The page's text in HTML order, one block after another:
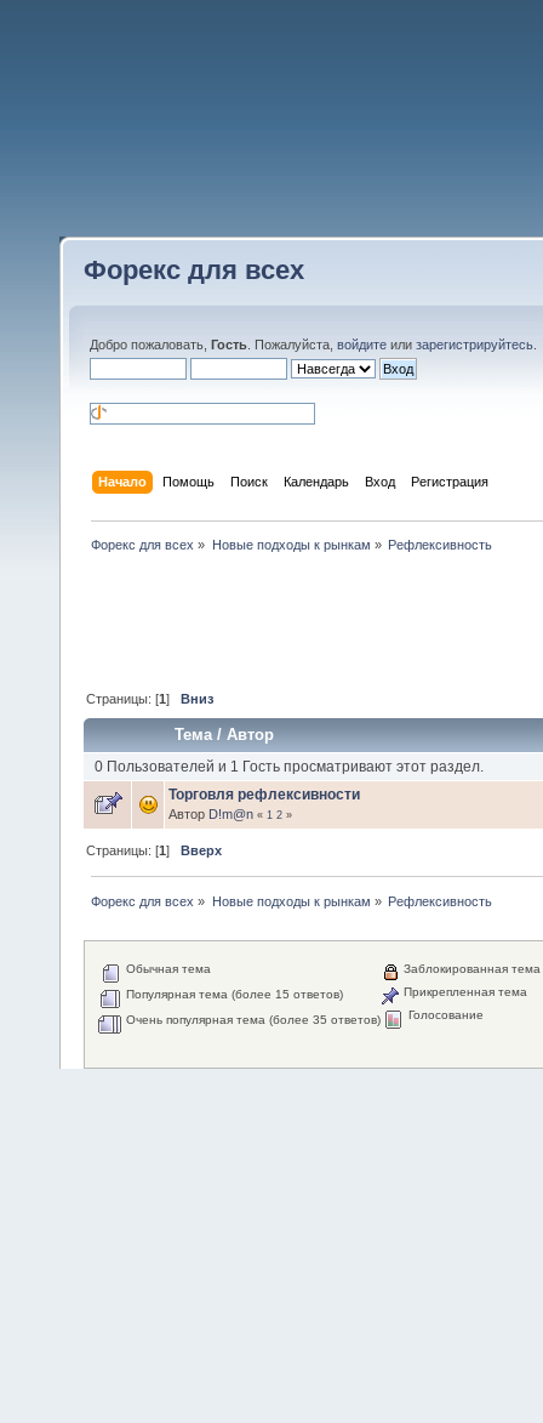
Форекс для всех
Добро пожаловать, Гость . Пожалуйста, войдите или зарегистрируйтесь
Начало Помощь Поиск Календарь Вход Регистрация
Форекс для всех » Новые подходы к рынкам » Рефлексивность
Страницы: [1]Вниз
Тема/Автор
0 Пользователей и 1 Гость просматривают этот раздел.
Торговля рефлексивности
Автор D!m@n « 1 2 »
Страницы: [1]Вверх
Форекс для всех » Новые подходы к рынкам » Рефлексивность
Обычная тема
Популярная тема (более 15 ответов)
Очень популярная тема (более 35 ответов)
Заблокированная тема
Прикрепленная тема
Голосование